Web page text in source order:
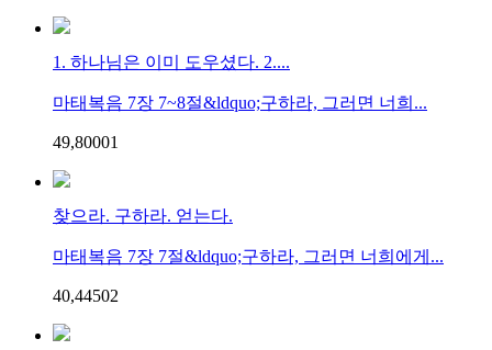
1. 하나님은 이미 도우셨다. 2....
마태복음 7장 7~8절&ldquo;구하라, 그러면 너희...
49,80001
찾으라. 구하라. 얻는다.
마태복음 7장 7절&ldquo;구하라, 그러면 너희에게...
40,44502